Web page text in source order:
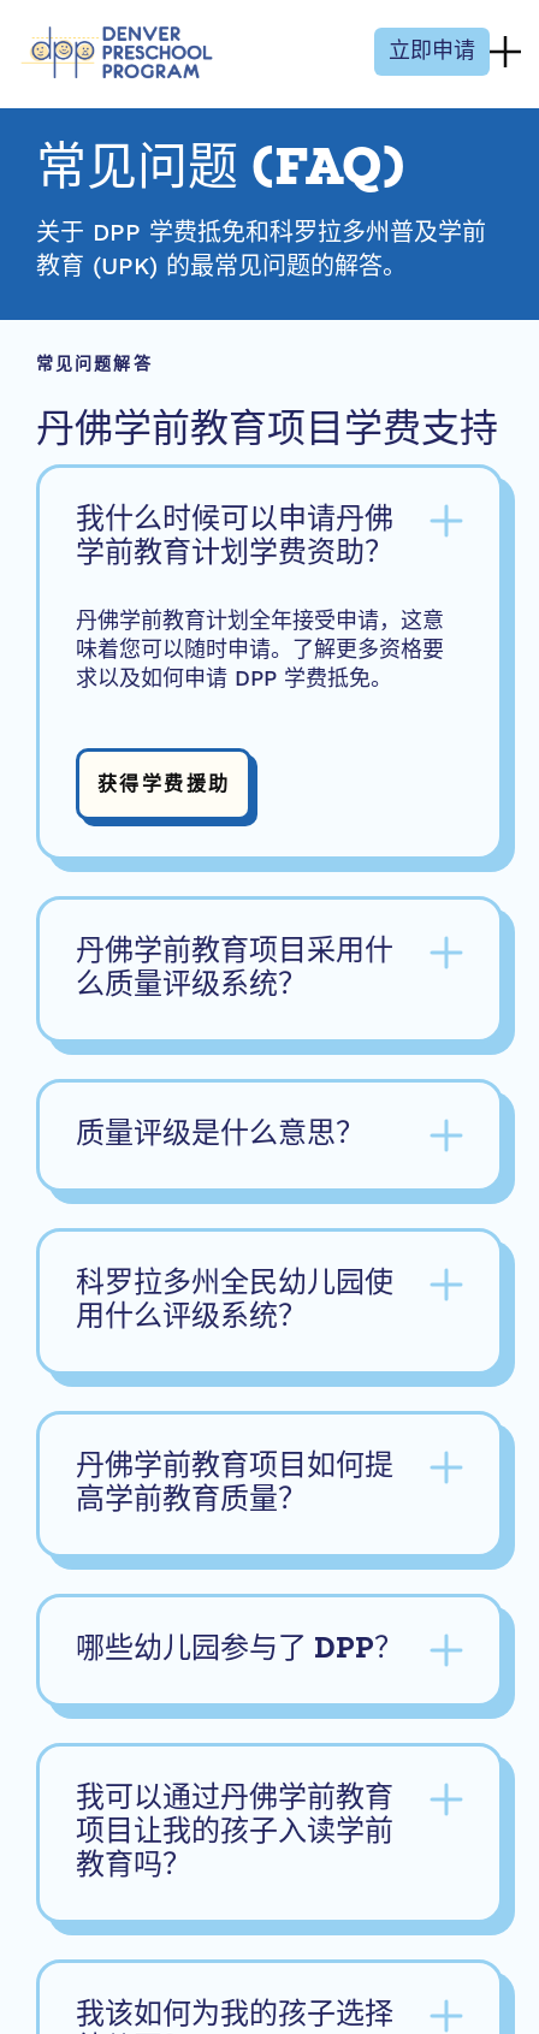
立即申请
常见问题 (FAQ)
关于 DPP 学费抵免和科罗拉多州普及学前
教育 (UPK) 的最常见问题的解答。
常见问题解答
丹佛学前教育项目学费支持
我什么时候可以申请丹佛
学前教育计划学费资助？
丹佛学前教育计划全年接受申请，这意
味着您可以随时申请。了解更多资格要
求以及如何申请 DPP 学费抵免。
获得学费援助
丹佛学前教育项目采用什
么质量评级系统？
质量评级是什么意思？
科罗拉多州全民幼儿园使
用什么评级系统？
丹佛学前教育项目如何提
高学前教育质量？
哪些幼儿园参与了 DPP？
我可以通过丹佛学前教育
项目让我的孩子入读学前
教育吗？
我该如何为我的孩子选择